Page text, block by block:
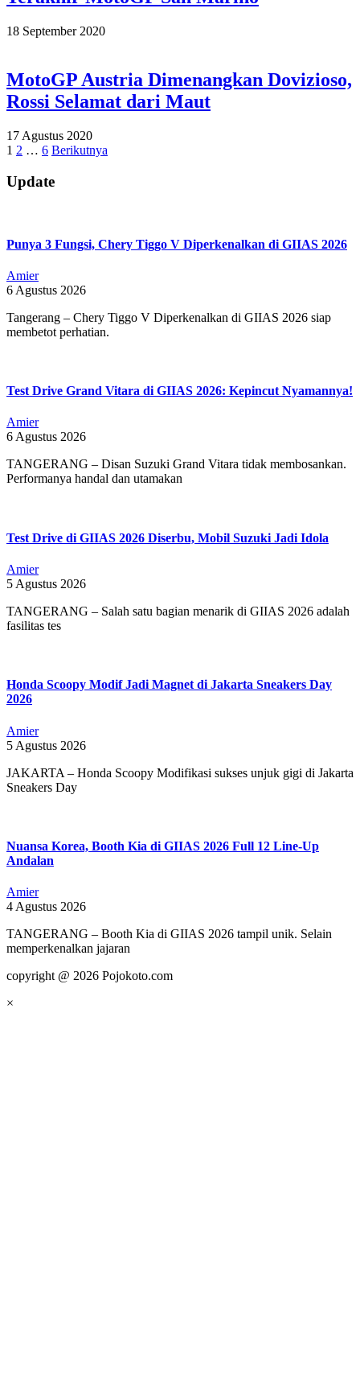
2020-
18 September 2020
MotoGP Austria Dimenangkan Dovizioso,
Rossi Selamat dari Maut
2020-
08-
17 Agustus 2020
Paginasi
pos
1 2 … 6 Berikutnya
Update
Punya 3 Fungsi, Chery Tiggo V Diperkenalkan di GIIAS 2026
Amier
6 Agustus 2026
Tangerang – Chery Tiggo V Diperkenalkan di GIIAS 2026 siap
membetot perhatian.
Test Drive Grand Vitara di GIIAS 2026: Kepincut Nyamannya!
Amier
6 Agustus 2026
TANGERANG – Disan Suzuki Grand Vitara tidak membosankan.
Performanya handal dan utamakan
Test Drive di GIIAS 2026 Diserbu, Mobil Suzuki Jadi Idola
Amier
5 Agustus 2026
TANGERANG – Salah satu bagian menarik di GIIAS 2026 adalah
fasilitas tes
Honda Scoopy Modif Jadi Magnet di Jakarta Sneakers Day
2026
Amier
5 Agustus 2026
JAKARTA – Honda Scoopy Modifikasi sukses unjuk gigi di Jakarta
Sneakers Day
Nuansa Korea, Booth Kia di GIIAS 2026 Full 12 Line-Up
Andalan
Amier
4 Agustus 2026
TANGERANG – Booth Kia di GIIAS 2026 tampil unik. Selain
memperkenalkan jajaran
copyright @ 2026 Pojokoto.com
×